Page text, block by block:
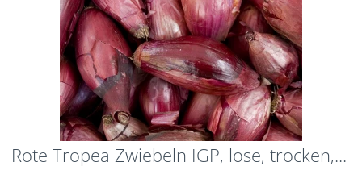
Rote Tropea Zwiebeln IGP, lose, trocken,...